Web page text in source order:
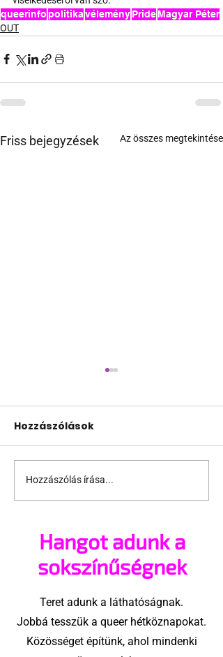
queerinfopolitikavéleményPrideMagyar Péter
OUT
Friss bejegyzések Az összes megtekintése
Ejtették a vádat a
Pécs Pride
szemben
Hozzászólások
Hozzászólás írása...
Hangot adunk a
sokszínűségnek
Teret adunk a láthatóságnak.
Jobbá tesszük a queer hétköznapokat.
Közösséget építünk, ahol mindenki